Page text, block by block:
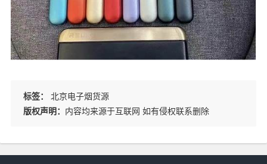
标签：
北京电子烟货源
版权声明： 内容均来源于互联网 如有侵权联系删除